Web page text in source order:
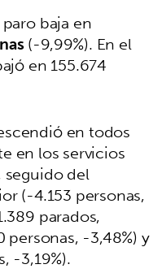
baja en
(-9,99%). En el
en 155.674
en todos
en los servicios
seguido del
(-4.153 personas,
parados,
-3,48%) y
-3,19%).